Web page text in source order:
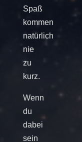
Spaß
kommen
natürlich
nie
zu
kurz.
Wenn
du
dabei
sein